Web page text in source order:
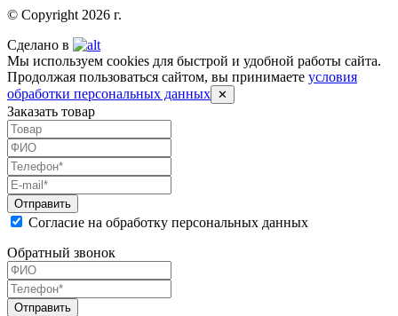
© Copyright 2026 г.
Сделано в
Мы используем cookies для быстрой и удобной работы сайта.
Продолжая пользоваться сайтом, вы принимаете условия
обработки персональных данных ✕
Заказать товар
Согласие на обработку персональных данных
Обратный звонок